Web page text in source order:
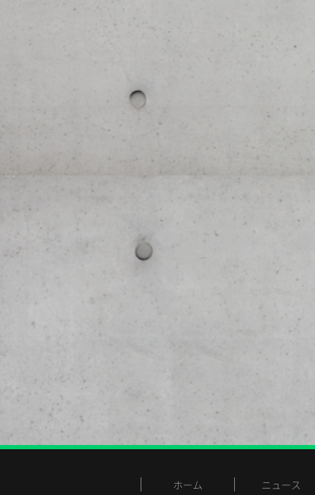
ホーム ニュース